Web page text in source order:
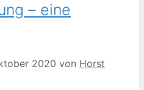
– eine
2020 von Horst